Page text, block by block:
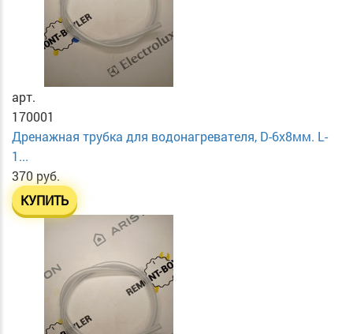
арт.
170001
Дренажная трубка для водонагревателя, D-6х8мм. L-
1...
370 руб.
КУПИТЬ